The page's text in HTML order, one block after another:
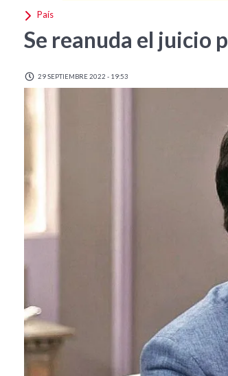
País
Se reanuda el juicio
29 SEPTIEMBRE 2022 - 19:53